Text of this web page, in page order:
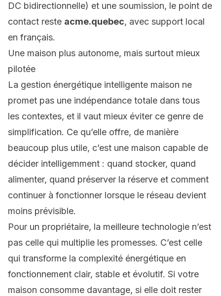
DC bidirectionnelle) et une soumission, le point de
contact reste acme.quebec, avec support local
en français.
Une maison plus autonome, mais surtout mieux
pilotée
La gestion énergétique intelligente maison ne
promet pas une indépendance totale dans tous
les contextes, et il vaut mieux éviter ce genre de
simplification. Ce qu’elle offre, de manière
beaucoup plus utile, c’est une maison capable de
décider intelligemment : quand stocker, quand
alimenter, quand préserver la réserve et comment
continuer à fonctionner lorsque le réseau devient
moins prévisible.
Pour un propriétaire, la meilleure technologie n’est
pas celle qui multiplie les promesses. C’est celle
qui transforme la complexité énergétique en
fonctionnement clair, stable et évolutif. Si votre
maison consomme davantage, si elle doit rester